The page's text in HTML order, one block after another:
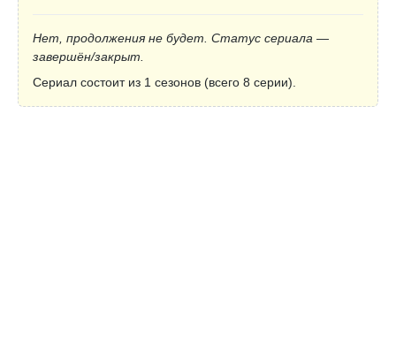
Нет, продолжения не будет. Статус сериала —
завершён/закрыт.
Сериал состоит из 1 сезонов (всего 8 серии).